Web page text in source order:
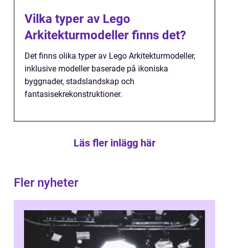
Vilka typer av Lego
Arkitekturmodeller finns det?
Det finns olika typer av Lego Arkitekturmodeller,
inklusive modeller baserade på ikoniska
byggnader, stadslandskap och
fantasisekrekonstruktioner.
Läs fler inlägg här
Fler nyheter